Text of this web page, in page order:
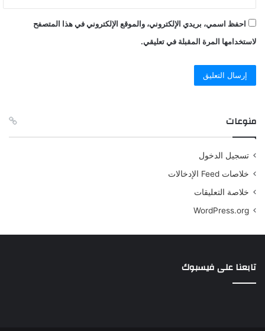
احفظ اسمي، بريدي الإلكتروني، والموقع الإلكتروني في هذا المتصفح
لاستخدامها المرة المقبلة في تعليقي.
منوعات
تسجيل الدخول
خلاصات Feed الإدخالات
خلاصة التعليقات
WordPress.org
تابعنا على فيسبوك